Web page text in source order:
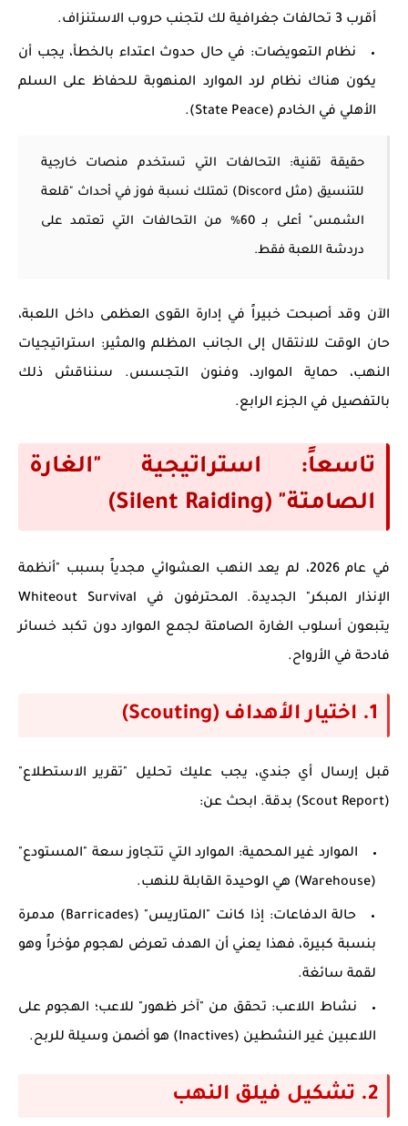
أقرب 3 تحالفات جغرافية لك لتجنب حروب الاستنزاف.
نظام التعويضات: في حال حدوث اعتداء بالخطأ، يجب أن
يكون هناك نظام لرد الموارد المنهوبة للحفاظ على السلم
الأهلي في الخادم (State Peace).
حقيقة تقنية: التحالفات التي تستخدم منصات خارجية
للتنسيق (مثل Discord) تمتلك نسبة فوز في أحداث "قلعة
الشمس" أعلى بـ 60% من التحالفات التي تعتمد على
دردشة اللعبة فقط.
الآن وقد أصبحت خبيراً في إدارة القوى العظمى داخل اللعبة،
حان الوقت للانتقال إلى الجانب المظلم والمثير: استراتيجيات
النهب، حماية الموارد، وفنون التجسس. سنناقش ذلك
بالتفصيل في الجزء الرابع.
تاسعاً: استراتيجية "الغارة
الصامتة" (Silent Raiding)
في عام 2026، لم يعد النهب العشوائي مجدياً بسبب "أنظمة
الإنذار المبكر" الجديدة. المحترفون في Whiteout Survival
يتبعون أسلوب الغارة الصامتة لجمع الموارد دون تكبد خسائر
فادحة في الأرواح.
1. اختيار الأهداف (Scouting)
قبل إرسال أي جندي، يجب عليك تحليل "تقرير الاستطلاع"
(Scout Report) بدقة. ابحث عن:
الموارد غير المحمية: الموارد التي تتجاوز سعة "المستودع"
(Warehouse) هي الوحيدة القابلة للنهب.
حالة الدفاعات:
إذا كانت "المتاريس" (Barricades) مدمرة
بنسبة كبيرة، فهذا يعني أن الهدف تعرض لهجوم مؤخراً وهو
لقمة سائغة.
نشاط اللاعب: تحقق من "آخر ظهور" للاعب؛ الهجوم على
اللاعبين غير النشطين (Inactives) هو أضمن وسيلة للربح.
2. تشكيل فيلق النهب